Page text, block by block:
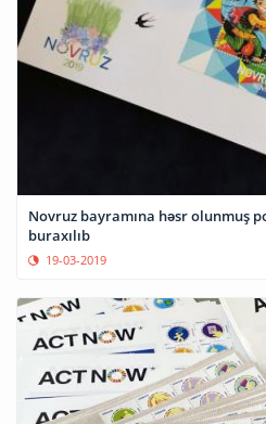
Novruz bayramına həsr olunmuş
buraxılıb
19-03-2019